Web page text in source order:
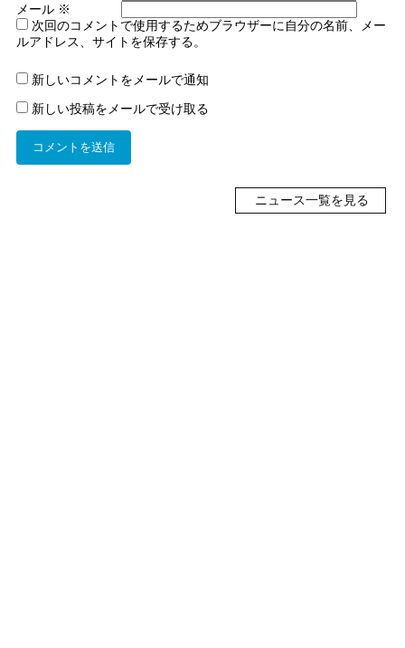
メール ※
次回のコメントで使用するためブラウザーに自分の名前、メー
ルアドレス、サイトを保存する。
新しいコメントをメールで通知
新しい投稿をメールで受け取る
ニュース一覧を見る